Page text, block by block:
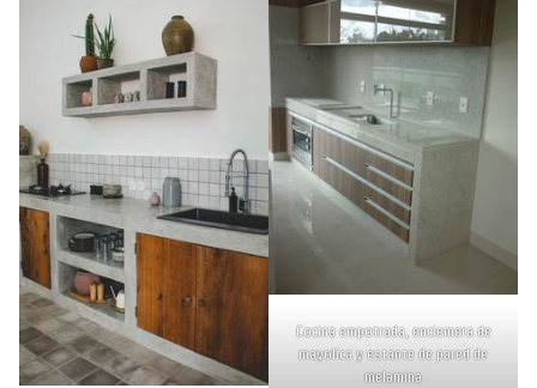
Cocina empotrada, enciemera de
mayolica y estante de pared de
melamina